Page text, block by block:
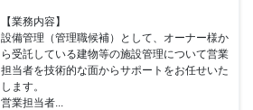
【業務内容】
設備管理（管理職候補）として、オーナー様か
ら受託している建物等の施設管理について営業
担当者を技術的な面からサポートをお任せいた
します。
営業担当者...